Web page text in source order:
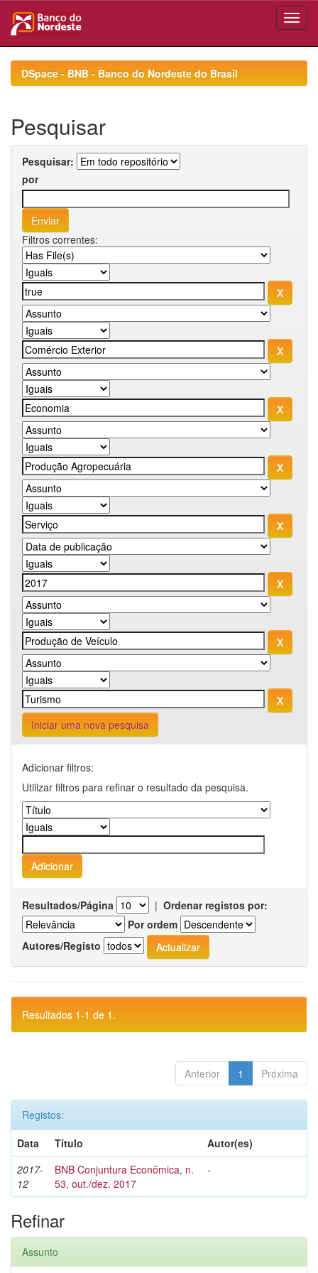
navigationDSpace - BNB - Banco do Nordeste do Brasil
Pesquisar
Pesquisar:
por
Filtros correntes:
Iniciar uma nova pesquisa
Adicionar filtros:
Utilizar filtros para refinar o resultado da pesquisa.
Resultados/Página | Ordenar registos por:
Por ordem
Autores/Registo
Resultados 1-1 de 1.
Anterior 1 Próxima
Registos:
Data
Título
Autor(es)
2017-
12
BNB Conjuntura Econômica, n.
53, out./dez. 2017
-
Refinar
Assunto